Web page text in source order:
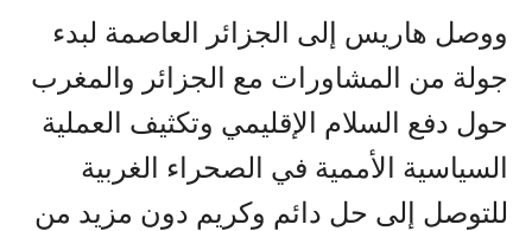
ووصل هاريس إلى الجزائر العاصمة لبدء
جولة من المشاورات مع الجزائر والمغرب
حول دفع السلام الإقليمي وتكثيف العملية
السياسية الأممية في الصحراء الغربية
للتوصل إلى حل دائم وكريم دون مزيد من